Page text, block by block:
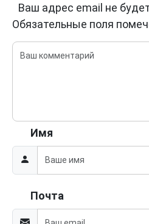
Ваш адрес email не
Обязательные поля
Имя
Почта